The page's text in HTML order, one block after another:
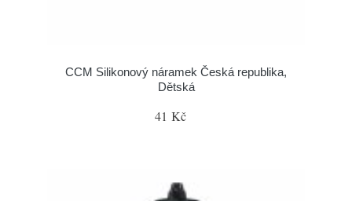
CCM Silikonový náramek Česká republika,
Dětská
41 Kč